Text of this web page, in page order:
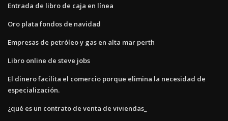
Entrada de libro de caja en línea
Oro plata fondos de navidad
Empresas de petróleo y gas en alta mar perth
Libro online de steve jobs
El dinero facilita el comercio porque elimina la necesidad de
especialización.
¿qué es un contrato de venta de viviendas_